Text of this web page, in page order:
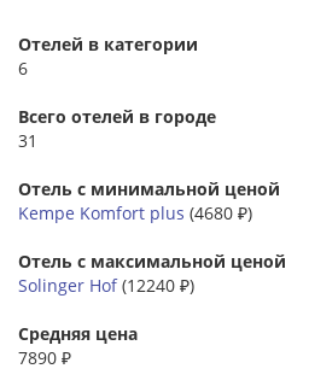
Отелей в категории
6
Всего отелей в городе
31
Отель с минимальной ценой
Kempe Komfort plus (4680 ₽)
Отель с максимальной ценой
Solinger Hof(12240 ₽)
Средняя цена
7890 ₽